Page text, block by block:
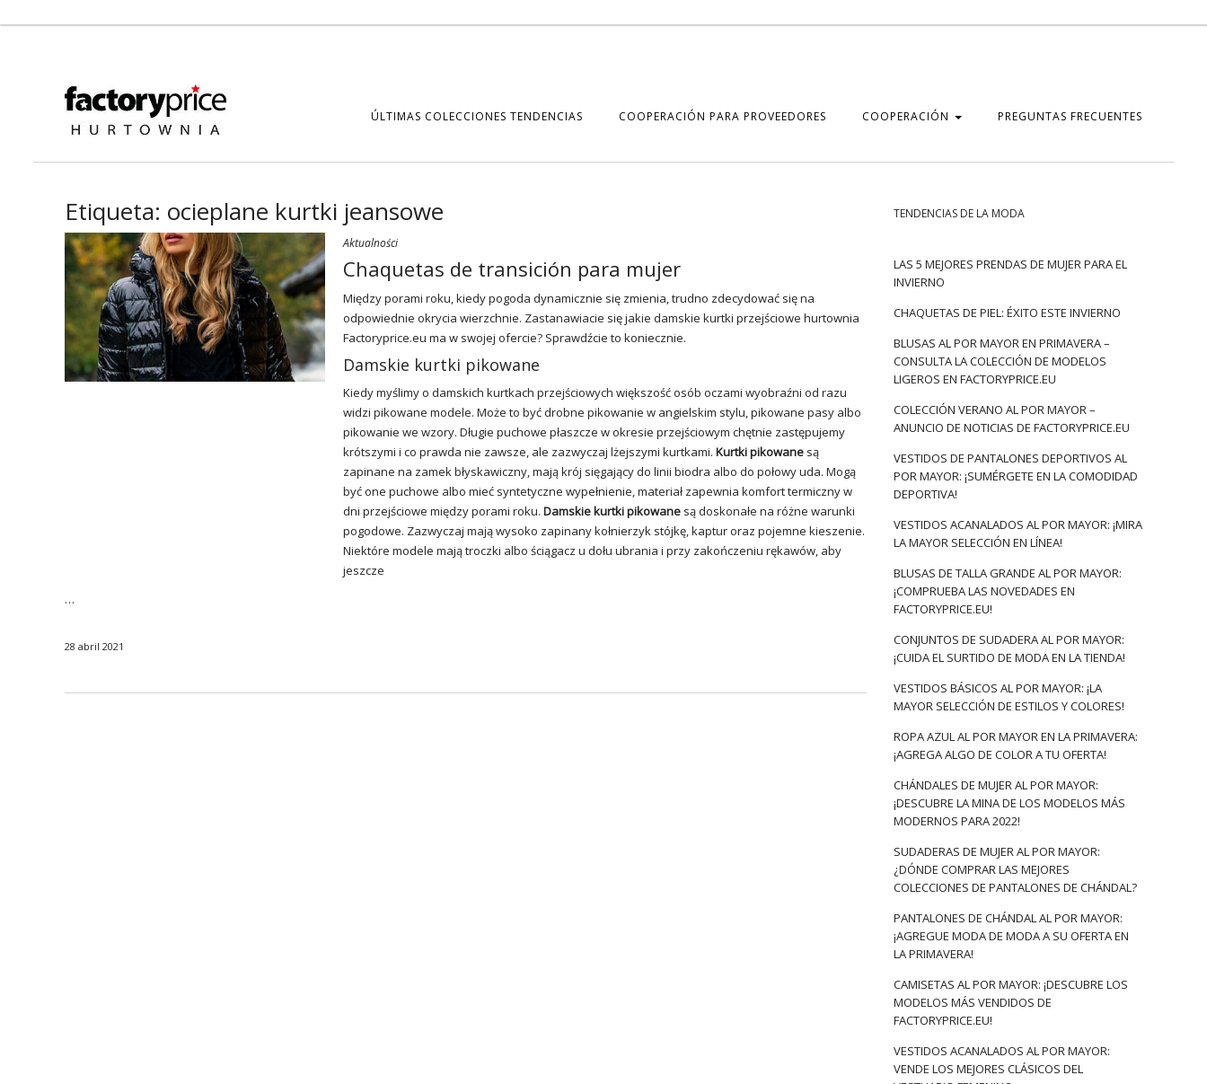
ÚLTIMAS COLECCIONES TENDENCIAS COOPERACIÓN PARA PROVEEDORES COOPERACIÓN PREGUNTAS FRECUENTES
Etiqueta: ocieplane kurtki jeansowe
Aktualności
Chaquetas de transición para mujer
Między porami roku, kiedy pogoda dynamicznie się zmienia, trudno zdecydować się na
odpowiednie okrycia wierzchnie. Zastanawiacie się jakie damskie kurtki przejściowe hurtownia
Factoryprice.eu ma w swojej ofercie? Sprawdźcie to koniecznie.
Damskie kurtki pikowane
Kiedy myślimy o damskich kurtkach przejściowych większość osób oczami wyobraźni od razu
widzi pikowane modele. Może to być drobne pikowanie w angielskim stylu, pikowane pasy albo
pikowanie we wzory. Długie puchowe płaszcze w okresie przejściowym chętnie zastępujemy
krótszymi i co prawda nie zawsze, ale zazwyczaj lżejszymi kurtkami. Kurtki pikowane są
zapinane na zamek błyskawiczny, mają krój sięgający do linii biodra albo do połowy uda. Mogą
być one puchowe albo mieć syntetyczne wypełnienie, materiał zapewnia komfort termiczny w
dni przejściowe między porami roku. Damskie kurtki pikowane są doskonałe na różne warunki
pogodowe. Zazwyczaj mają wysoko zapinany kołnierzyk stójkę, kaptur oraz pojemne kieszenie.
Niektóre modele mają troczki albo ściągacz u dołu ubrania i przy zakończeniu rękawów, aby
jeszcze
…
28 abril 2021
TENDENCIAS DE LA MODA
LAS 5 MEJORES PRENDAS DE MUJER PARA EL
INVIERNO
CHAQUETAS DE PIEL: ÉXITO ESTE INVIERNO
BLUSAS AL POR MAYOR EN PRIMAVERA –
CONSULTA LA COLECCIÓN DE MODELOS
LIGEROS EN FACTORYPRICE.EU
COLECCIÓN VERANO AL POR MAYOR –
ANUNCIO DE NOTICIAS DE FACTORYPRICE.EU
VESTIDOS DE PANTALONES DEPORTIVOS AL
POR MAYOR: ¡SUMÉRGETE EN LA COMODIDAD
DEPORTIVA!
VESTIDOS ACANALADOS AL POR MAYOR: ¡MIRA
LA MAYOR SELECCIÓN EN LÍNEA!
BLUSAS DE TALLA GRANDE AL POR MAYOR:
¡COMPRUEBA LAS NOVEDADES EN
FACTORYPRICE.EU!
CONJUNTOS DE SUDADERA AL POR MAYOR:
¡CUIDA EL SURTIDO DE MODA EN LA TIENDA!
VESTIDOS BÁSICOS AL POR MAYOR: ¡LA
MAYOR SELECCIÓN DE ESTILOS Y COLORES!
ROPA AZUL AL POR MAYOR EN LA PRIMAVERA:
¡AGREGA ALGO DE COLOR A TU OFERTA!
CHÁNDALES DE MUJER AL POR MAYOR:
¡DESCUBRE LA MINA DE LOS MODELOS MÁS
MODERNOS PARA 2022!
SUDADERAS DE MUJER AL POR MAYOR:
¿DÓNDE COMPRAR LAS MEJORES
COLECCIONES DE PANTALONES DE CHÁNDAL?
PANTALONES DE CHÁNDAL AL POR MAYOR:
¡AGREGUE MODA DE MODA A SU OFERTA EN
LA PRIMAVERA!
CAMISETAS AL POR MAYOR: ¡DESCUBRE LOS
MODELOS MÁS VENDIDOS DE
FACTORYPRICE.EU!
VESTIDOS ACANALADOS AL POR MAYOR:
VENDE LOS MEJORES CLÁSICOS DEL